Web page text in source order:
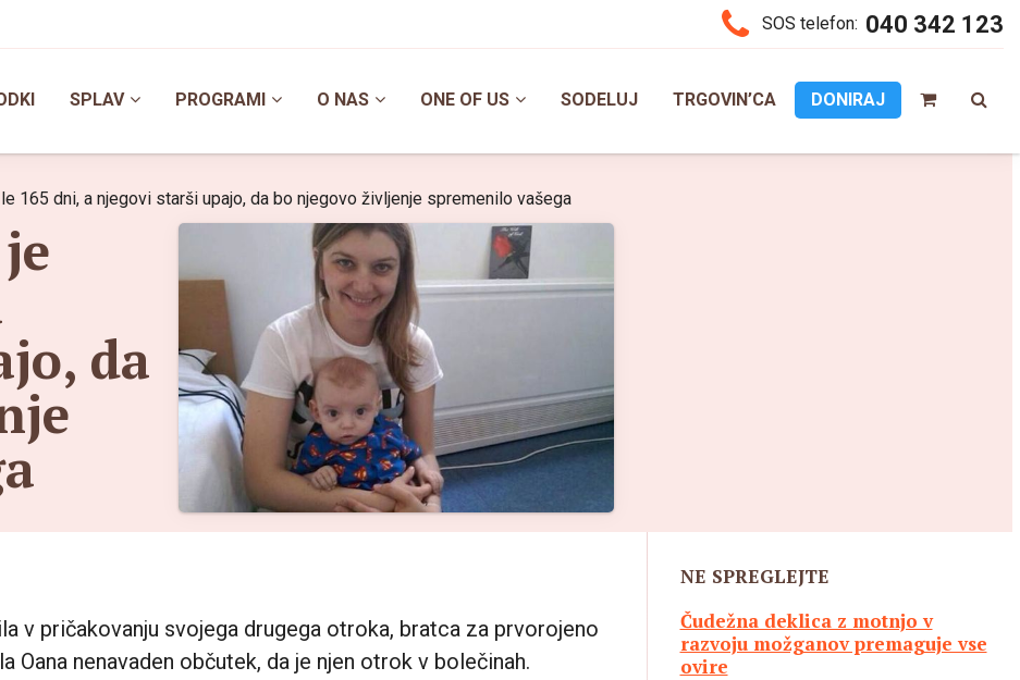
SOS telefon: 040 342 123
SPLAV PROGRAMI O NAS ONE OF US SODELUJ TRGOVIN’CA DONIRAJ
165 dni, a njegovi starši upajo, da bo njegovo življenje spremenilo vašega
da
v pričakovanju svojega drugega otroka, bratca za prvorojeno
nenavaden občutek, da je njen otrok v bolečinah.
NE SPREGLEJTE
Čudežna deklica z motnjo v
razvoju možganov premaguje vse
ovire